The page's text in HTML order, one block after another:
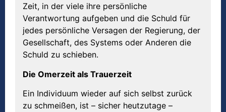
Zeit, in der viele ihre persönliche
Verantwortung aufgeben und die Schuld für
jedes persönliche Versagen der Regierung, der
Gesellschaft, des Systems oder Anderen die
Schuld zu schieben.
Die Omerzeit als Trauerzeit
Ein Individuum wieder auf sich selbst zurück
zu schmeißen, ist – sicher heutzutage –